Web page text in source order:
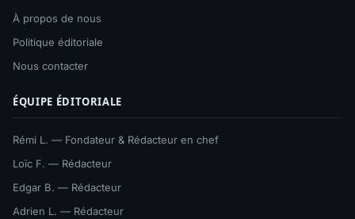
À propos de nous
Politique éditoriale
Nous contacter
ÉQUIPE ÉDITORIALE
Rémi L. — Fondateur & Rédacteur en chef
Loïc F. — Rédacteur
Edgar B. — Rédacteur
Adrien L. — Rédacteur